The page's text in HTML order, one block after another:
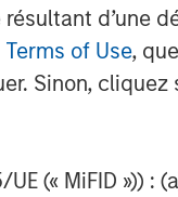
d’une
Terms of Use,
Sinon, cliquez
(« MiFID »)) :